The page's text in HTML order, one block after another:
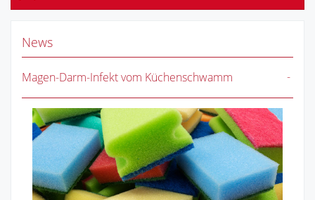
News
Magen-Darm-Infekt vom Küchenschwamm